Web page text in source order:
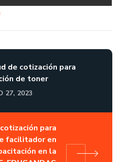
de cotización para
de toner
27, 2023
para
facilitador en
en la